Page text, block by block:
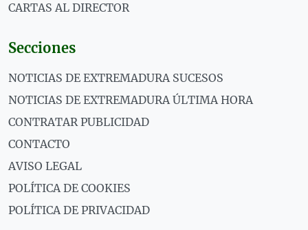
CARTAS AL DIRECTOR
Secciones
NOTICIAS DE EXTREMADURA SUCESOS
NOTICIAS DE EXTREMADURA ÚLTIMA HORA
CONTRATAR PUBLICIDAD
CONTACTO
AVISO LEGAL
POLÍTICA DE COOKIES
POLÍTICA DE PRIVACIDAD